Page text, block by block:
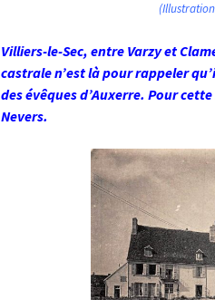
Villiers-le-Sec, entre Varzy et
castrale n’est là pour rappeler
des évêques d’Auxerre. Pour
Nevers.